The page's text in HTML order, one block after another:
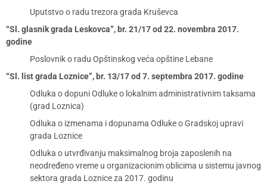
Uputstvo o radu trezora grada Kruševca
“Sl. glasnik grada Leskovca”, br. 21/17 od 22. novembra 2017.
godine
Poslovnik o radu Opštinskog veća opštine Lebane
“Sl. list grada Loznice”, br. 13/17 od 7. septembra 2017. godine
Odluka o dopuni Odluke o lokalnim administrativnim taksama
(grad Loznica)
Odluka o izmenama i dopunama Odluke o Gradskoj upravi
grada Loznice
Odluka o utvrđivanju maksimalnog broja zaposlenih na
neodređeno vreme u organizacionim oblicima u sistemu javnog
sektora grada Loznice za 2017. godinu